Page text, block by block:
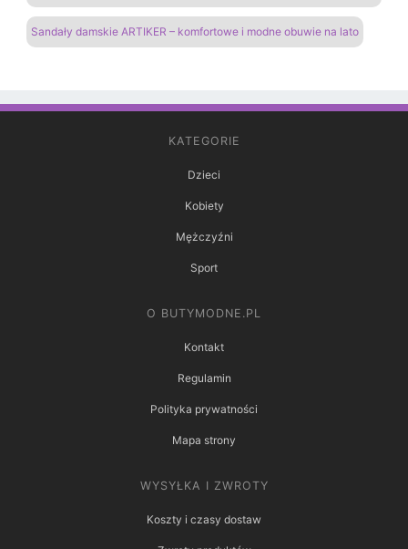
Sandały damskie ARTIKER – komfortowe i modne obuwie na lato
KATEGORIE
Dzieci
Kobiety
Mężczyźni
Sport
O BUTYMODNE.PL
Kontakt
Regulamin
Polityka prywatności
Mapa strony
WYSYŁKA I ZWROTY
Koszty i czasy dostaw